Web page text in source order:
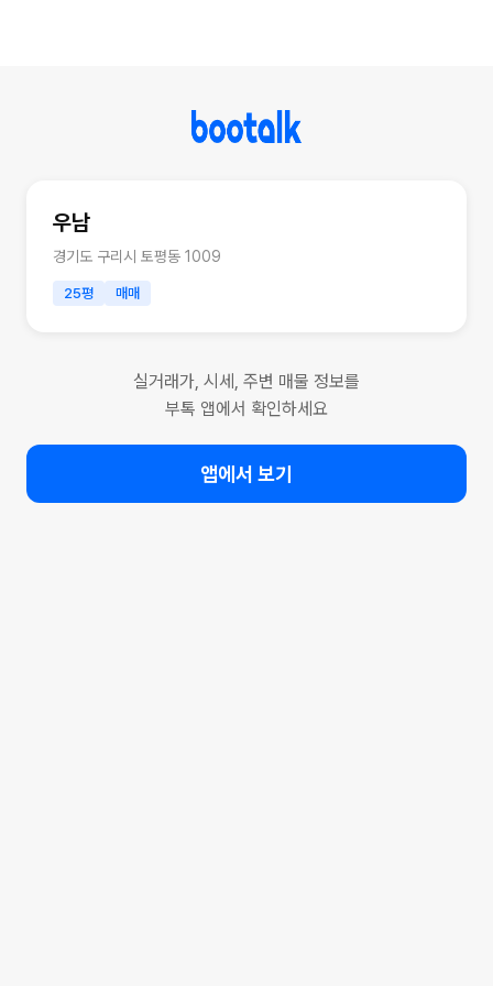
우남
경기도 구리시 토평동 1009
25평 매매
실거래가, 시세, 주변 매물 정보를
부톡 앱에서 확인하세요
앱에서 보기